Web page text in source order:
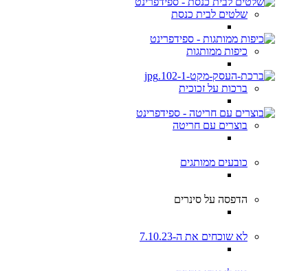
שלטים לבית כנסת
כיפות ממותגות
ברכות על זכוכית
בוצרים עם חריטה
כובעים ממותגים
הדפסה על סינרים
לא שוכחים את ה-7.10.23